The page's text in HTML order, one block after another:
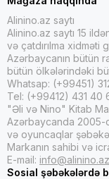
Alinino.az saytı
Alinino.az saytı 15
və çatdırılma xidməti
Azərbaycanın bütün
bütün ölkələrindəki
Whatsap: (+99451)
Tel: (+99412) 431 40
"Əli və Nino" Kitab
Azərbaycanda
və oyuncaqlar
Markanın sahibi və
E-mail: info@alinino.az
Sosial şəbəkələrdə